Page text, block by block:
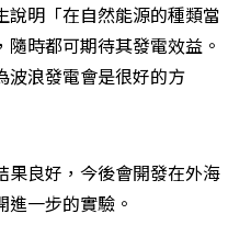
說明「在自然能源的種類當
時都可期待其發電效益。
波浪發電會是很好的方
果良好，今後會開發在外海
一步的實驗。